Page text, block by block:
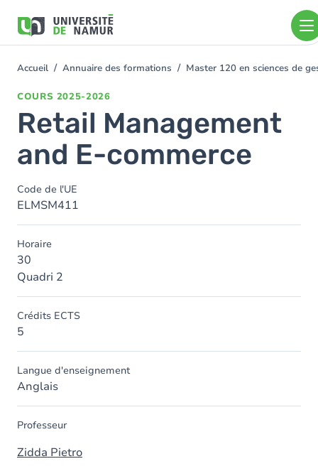
contenu
You
Accueil Annuaire des formations Master 120 en sciences de
COURS 2025-2026
Retail Management
and E-commerce
Code de l'UE
ELMSM411
Horaire
30
Quadri 2
Crédits ECTS
5
Langue d'enseignement
Anglais
Professeur
Zidda Pietro